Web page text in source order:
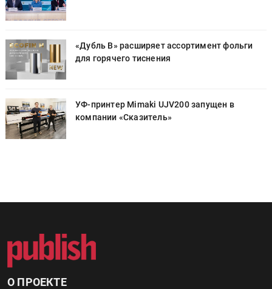
«Дубль В» расширяет ассортимент фольги
для горячего тиснения
УФ-принтер Mimaki UJV200 запущен в
компании «Сказитель»
О ПРОЕКТЕ